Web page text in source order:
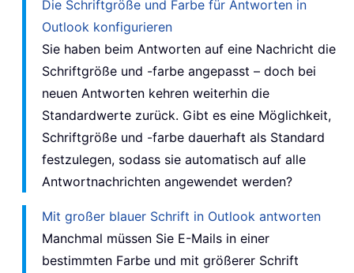
Die Schriftgröße und Farbe für Antworten in
Outlook konfigurieren
Sie haben beim Antworten auf eine Nachricht die
Schriftgröße und -farbe angepasst – doch bei
neuen Antworten kehren weiterhin die
Standardwerte zurück. Gibt es eine Möglichkeit,
Schriftgröße und -farbe dauerhaft als Standard
festzulegen, sodass sie automatisch auf alle
Antwortnachrichten angewendet werden?
Mit großer blauer Schrift in Outlook antworten
Manchmal müssen Sie E-Mails in einer
bestimmten Farbe und mit größerer Schrift